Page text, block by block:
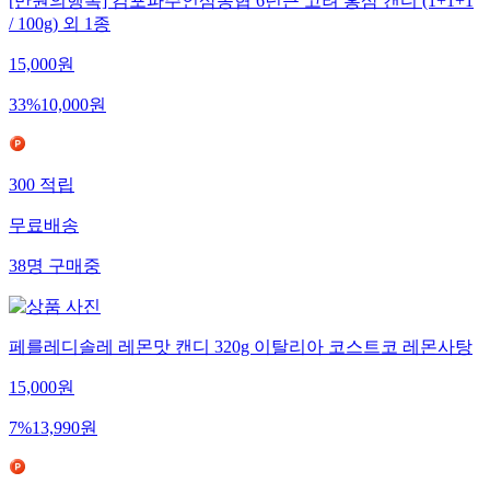
[만원의행복] 김포파주인삼농협 6년근 고려 홍삼 캔디 (1+1+1
/ 100g) 외 1종
15,000원
33%10,000원
300적립
무료배송
38명구매중
페를레디솔레 레몬맛 캔디 320g 이탈리아 코스트코 레몬사탕
15,000원
7%13,990원